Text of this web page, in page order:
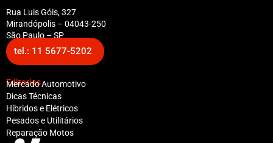
Rua Luis Góis, 327
Mirandópolis – 04043-250
São Paulo – SP
tel.: 11 5677-5202
Editorias
Mercado Automotivo
Dicas Técnicas
Híbridos e Elétricos
Pesados e Utilitários
Reparação Motos